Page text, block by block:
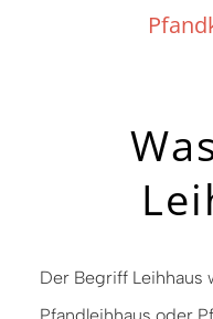
Der Begriff Leihhaus